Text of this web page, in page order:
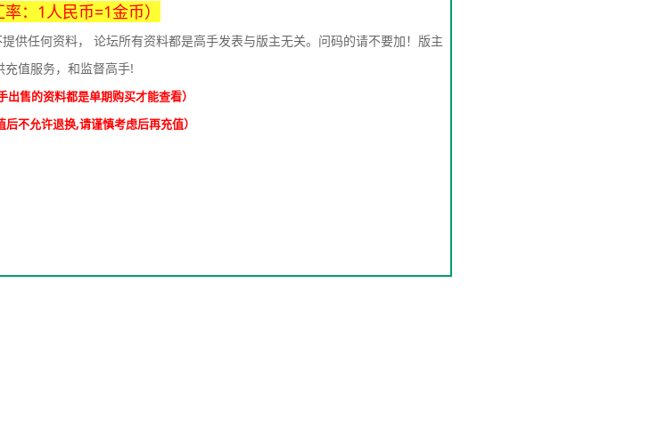
率：1人民币=1金币）
供任何资料， 论坛所有资料都是高手发表与版主无关。问码的请不要加！版主
充值服务，和监督高手!
出售的资料都是单期购买才能查看）
后不允许退换,请谨慎考虑后再充值）